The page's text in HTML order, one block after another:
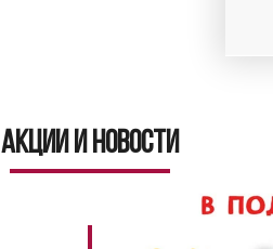
Акции и новости